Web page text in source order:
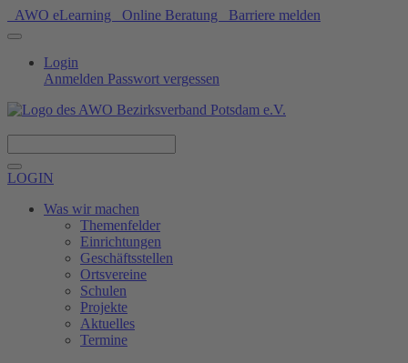
AWO eLearning Online Beratung Barriere melden
Login
Anmelden Passwort vergessen
LOGIN
Was wir machen
Themenfelder
Einrichtungen
Geschäftsstellen
Ortsvereine
Schulen
Projekte
Aktuelles
Termine